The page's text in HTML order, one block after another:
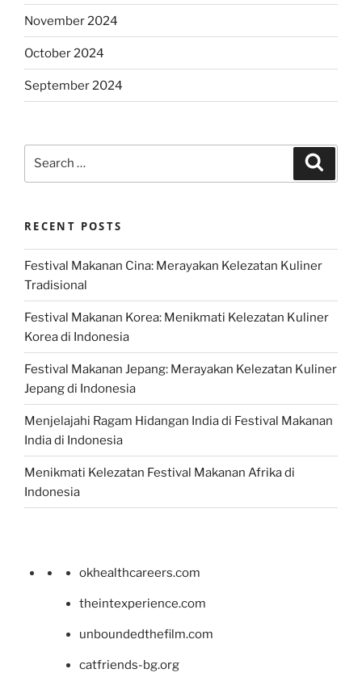
November 2024
October 2024
September 2024
RECENT POSTS
Festival Makanan Cina: Merayakan Kelezatan Kuliner
Tradisional
Festival Makanan Korea: Menikmati Kelezatan Kuliner
Korea di Indonesia
Festival Makanan Jepang: Merayakan Kelezatan Kuliner
Jepang di Indonesia
Menjelajahi Ragam Hidangan India di Festival Makanan
India di Indonesia
Menikmati Kelezatan Festival Makanan Afrika di
Indonesia
okhealthcareers.com
theintexperience.com
unboundedthefilm.com
catfriends-bg.org